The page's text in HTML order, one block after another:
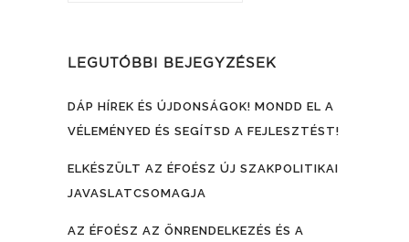
LEGUTÓBBI BEJEGYZÉSEK
DÁP HÍREK ÉS ÚJDONSÁGOK! MONDD EL A
VÉLEMÉNYED ÉS SEGÍTSD A FEJLESZTÉST!
ELKÉSZÜLT AZ ÉFOÉSZ ÚJ SZAKPOLITIKAI
JAVASLATCSOMAGJA
AZ ÉFOÉSZ AZ ÖNRENDELKEZÉS ÉS A